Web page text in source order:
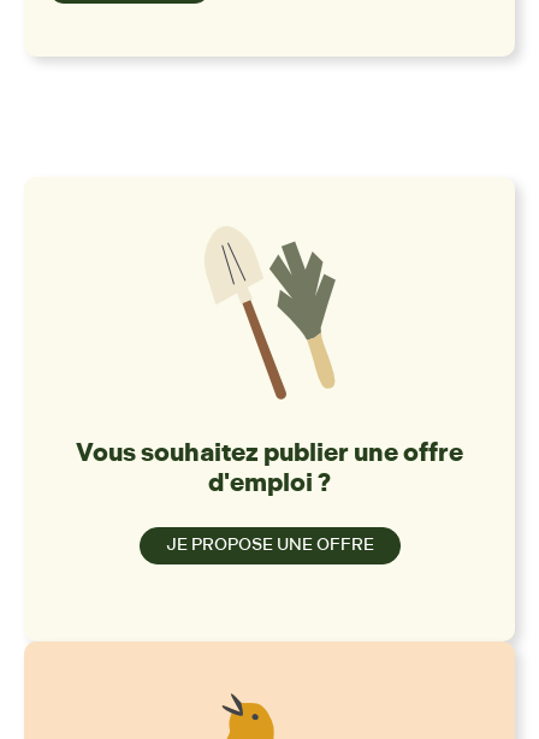
Vous souhaitez publier une offre
d'emploi ?
JE PROPOSE UNE OFFRE